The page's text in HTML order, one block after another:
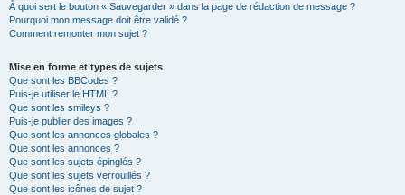
À quoi sert le bouton « Sauvegarder » dans la page de rédaction de message ?
Pourquoi mon message doit être validé ?
Comment remonter mon sujet ?
Mise en forme et types de sujets
Que sont les BBCodes ?
Puis-je utiliser le HTML ?
Que sont les smileys ?
Puis-je publier des images ?
Que sont les annonces globales ?
Que sont les annonces ?
Que sont les sujets épinglés ?
Que sont les sujets verrouillés ?
Que sont les icônes de sujet ?